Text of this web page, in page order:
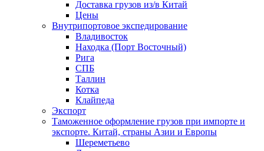
Доставка грузов из/в Китай
Цены
Внутрипортовое экспедирование
Владивосток
Находка (Порт Восточный)
Рига
СПБ
Таллин
Котка
Клайпеда
Экспорт
Таможенное оформление грузов при импорте и
экспорте. Китай, страны Азии и Европы
Шереметьево